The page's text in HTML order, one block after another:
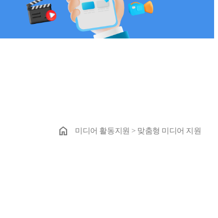
home 미디어 활동지원 > 맞춤형 미디어 지원